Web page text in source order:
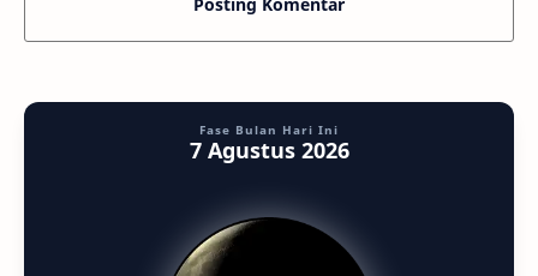
Fase Bulan Hari Ini
7 Agustus 2026